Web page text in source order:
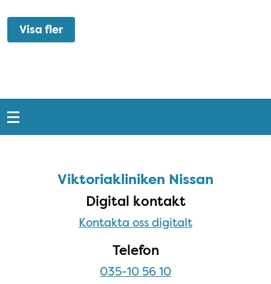
Visa fler
Snabblänkar
Viktoriakliniken Nissan
Digital kontakt
Kontakta oss digitalt
Telefon
035-10 56 10